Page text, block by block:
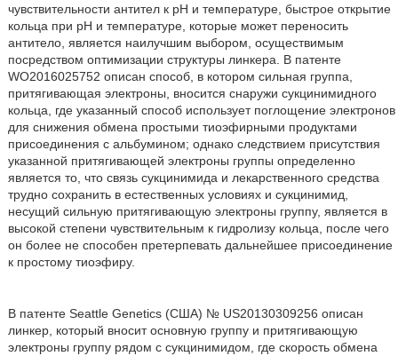
чувствительности антител к pH и температуре, быстрое открытие
кольца при pH и температуре, которые может переносить
антитело, является наилучшим выбором, осуществимым
посредством оптимизации структуры линкера. В патенте
WO2016025752 описан способ, в котором сильная группа,
притягивающая электроны, вносится снаружи сукцинимидного
кольца, где указанный способ использует поглощение электронов
для снижения обмена простыми тиоэфирными продуктами
присоединения с альбумином; однако следствием присутствия
указанной притягивающей электроны группы определенно
является то, что связь сукцинимида и лекарственного средства
трудно сохранить в естественных условиях и сукцинимид,
несущий сильную притягивающую электроны группу, является в
высокой степени чувствительным к гидролизу кольца, после чего
он более не способен претерпевать дальнейшее присоединение
к простому тиоэфиру.
В патенте Seattle Genetics (США) № US20130309256 описан
линкер, который вносит основную группу и притягивающую
электроны группу рядом с сукцинимидом, где скорость обмена